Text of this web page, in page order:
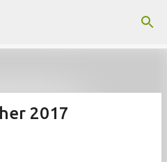
principal
2017